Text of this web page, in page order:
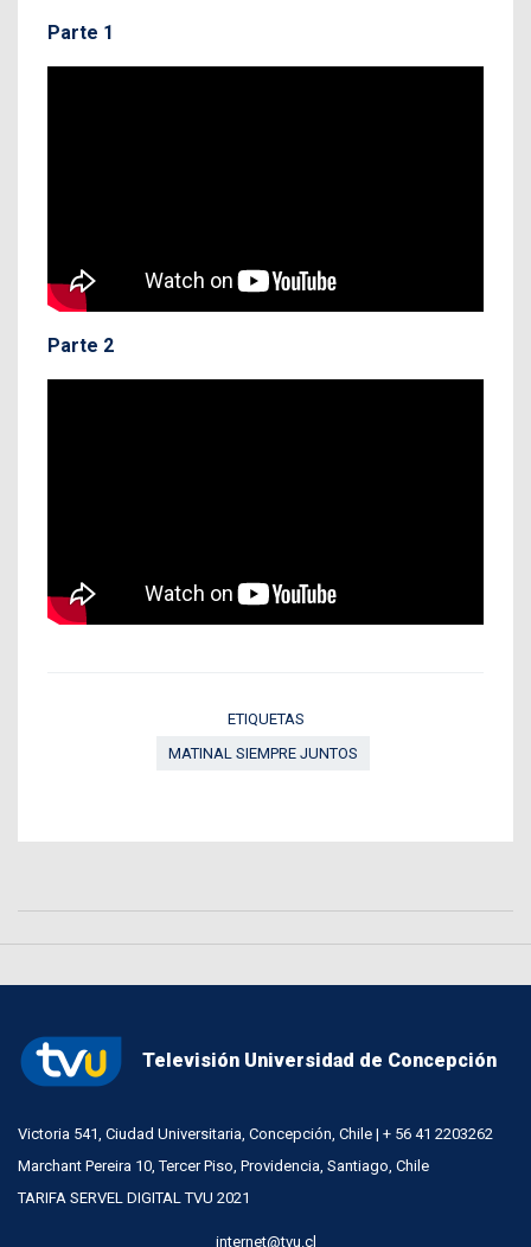
Parte 1
Parte 2
ETIQUETAS
MATINAL SIEMPRE JUNTOS
Televisión Universidad de Concepción
Victoria 541, Ciudad Universitaria, Concepción, Chile | + 56 41 2203262
Marchant Pereira 10, Tercer Piso, Providencia, Santiago, Chile
TARIFA SERVEL DIGITAL TVU 2021
internet@tvu.cl